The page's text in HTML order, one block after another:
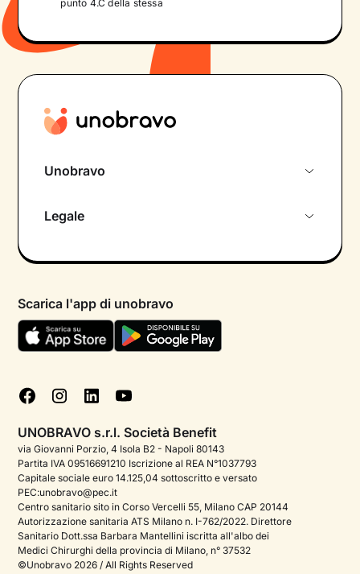
punto 4.C della stessa
Unobravo
Psicologo in chat
Aiuto urgente
FAQ
Podcast di psicologia
Corporate
Psicologo italiano all'estero
Approfondimenti sulla salute mentale
Sala stampa
Legale
Termini e condizioni
Informativa Privacy
Cookie policy
Gestisci cookie
Scarica l'app di unobravo
UNOBRAVO s.r.l. Società Benefit
via Giovanni Porzio, 4 Isola B2 - Napoli 80143
Partita IVA 09516691210 Iscrizione al REA N°1037793
Capitale sociale euro 14.125,04 sottoscritto e versato
PEC:unobravo@pec.it
Centro sanitario sito in Corso Vercelli 55, Milano CAP 20144
Autorizzazione sanitaria ATS Milano n. I-762/2022. Direttore
Sanitario Dott.ssa Barbara Mantellini iscritta all'albo dei
Medici Chirurghi della provincia di Milano, n° 37532
©Unobravo 2026 / All Rights Reserved